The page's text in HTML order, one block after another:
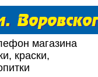
магазина
краски,